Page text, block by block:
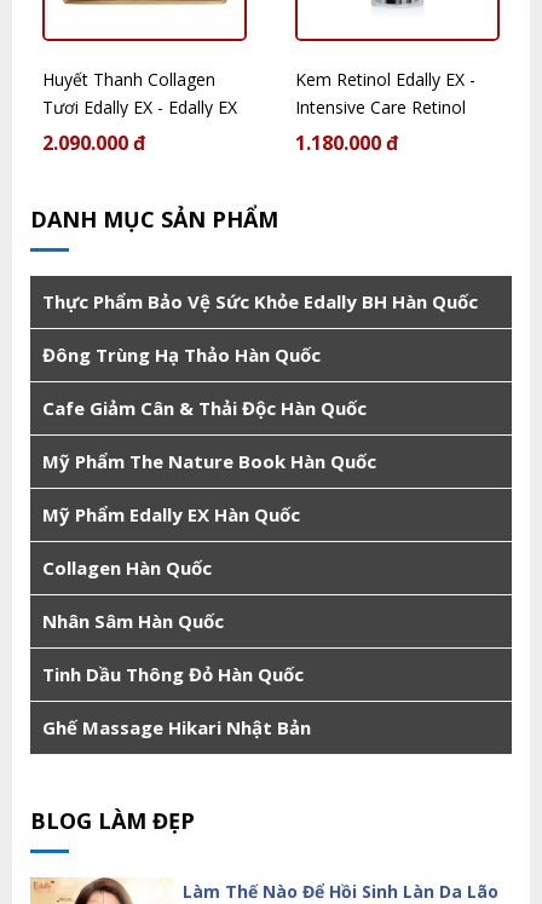
Huyết Thanh Collagen
Tươi Edally EX - Edally EX
Rebalancing Ampoule Set
2.090.000 đ
Kem Retinol Edally EX -
Intensive Care Retinol
Cream
1.180.000 đ
DANH MỤC SẢN PHẨM
Thực Phẩm Bảo Vệ Sức Khỏe Edally BH Hàn Quốc
Đông Trùng Hạ Thảo Hàn Quốc
Cafe Giảm Cân & Thải Độc Hàn Quốc
Mỹ Phẩm The Nature Book Hàn Quốc
Mỹ Phẩm Edally EX Hàn Quốc
Collagen Hàn Quốc
Nhân Sâm Hàn Quốc
Tinh Dầu Thông Đỏ Hàn Quốc
Ghế Massage Hikari Nhật Bản
BLOG LÀM ĐẸP
Làm Thế Nào Để Hồi Sinh Làn Da Lão